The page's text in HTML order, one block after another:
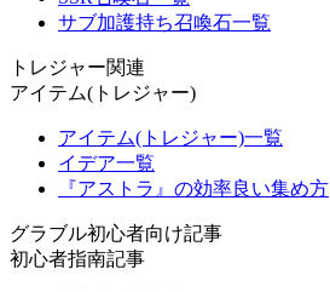
サブ加護持ち召喚石一覧
トレジャー関連
アイテム(トレジャー)
アイテム(トレジャー)一覧
イデア一覧
『アストラ』の効率良い集め方
グラブル初心者向け記事
初心者指南記事